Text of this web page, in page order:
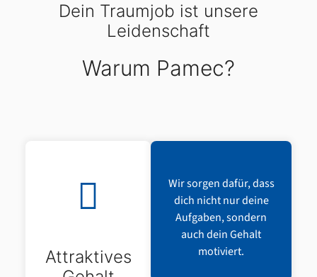
Dein Traumjob ist unsere
Leidenschaft
Warum Pamec?
Attraktives
Wir sorgen dafür, dass
dich nicht nur deine
Aufgaben, sondern
auch dein Gehalt
motiviert.